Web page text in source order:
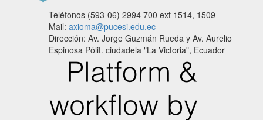
Teléfonos (593-06) 2994 700 ext 1514, 1509
Mail: axioma@pucesi.edu.ec
Dirección: Av. Jorge Guzmán Rueda y Av. Aurelio
Espinosa Pólit. ciudadela "La Victoria", Ecuador